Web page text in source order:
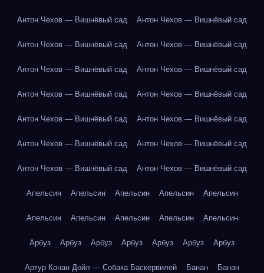
Антон Чехов — Вишнёвый сад Антон Чехов — Вишнёвый сад
Антон Чехов — Вишнёвый сад Антон Чехов — Вишнёвый сад
Антон Чехов — Вишнёвый сад Антон Чехов — Вишнёвый сад
Антон Чехов — Вишнёвый сад Антон Чехов — Вишнёвый сад
Антон Чехов — Вишнёвый сад Антон Чехов — Вишнёвый сад
Антон Чехов — Вишнёвый сад Антон Чехов — Вишнёвый сад
Антон Чехов — Вишнёвый сад Антон Чехов — Вишнёвый сад
Апельсин Апельсин Апельсин Апельсин Апельсин
Апельсин Апельсин Апельсин Апельсин Апельсин
Арбуз Арбуз Арбуз Арбуз Арбуз Арбуз Арбуз
Артур Конан Дойл — Собака Баскервилей Банан Банан